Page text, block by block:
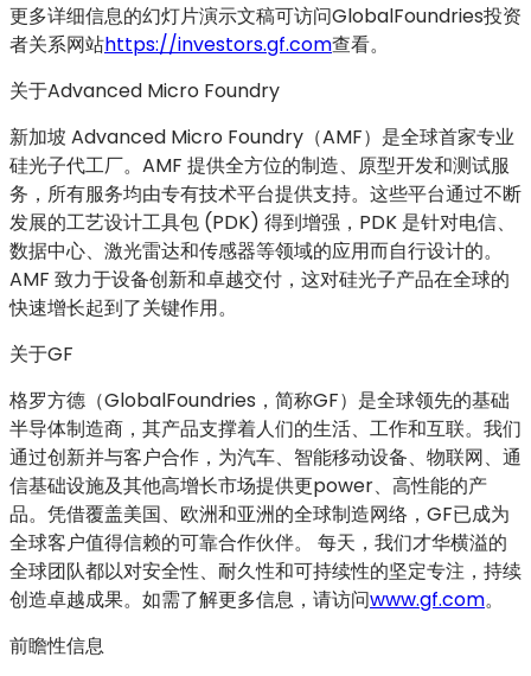
更多详细信息的幻灯片演示文稿可访问GlobalFoundries投资
者关系网站https://investors.gf.com查看。
关于Advanced Micro Foundry
新加坡 Advanced Micro Foundry（AMF）是全球首家专业
硅光子代工厂。AMF 提供全方位的制造、原型开发和测试服
务，所有服务均由专有技术平台提供支持。这些平台通过不断
发展的工艺设计工具包 (PDK) 得到增强，PDK 是针对电信、
数据中心、激光雷达和传感器等领域的应用而自行设计的。
AMF 致力于设备创新和卓越交付，这对硅光子产品在全球的
快速增长起到了关键作用。
关于GF
格罗方德（GlobalFoundries，简称GF）是全球领先的基础
半导体制造商，其产品支撑着人们的生活、工作和互联。我们
通过创新并与客户合作，为汽车、智能移动设备、物联网、通
信基础设施及其他高增长市场提供更power、高性能的产
品。凭借覆盖美国、欧洲和亚洲的全球制造网络，GF已成为
全球客户值得信赖的可靠合作伙伴。 每天，我们才华横溢的
全球团队都以对安全性、耐久性和可持续性的坚定专注，持续
创造卓越成果。如需了解更多信息，请访问www.gf.com。
前瞻性信息